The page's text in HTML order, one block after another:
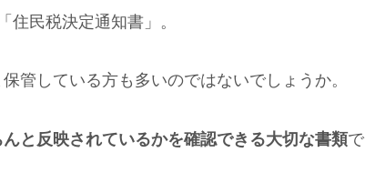
住民税決定通知書」。
管している方も多いのではないでしょうか。
と反映されているかを確認できる大切な書類で